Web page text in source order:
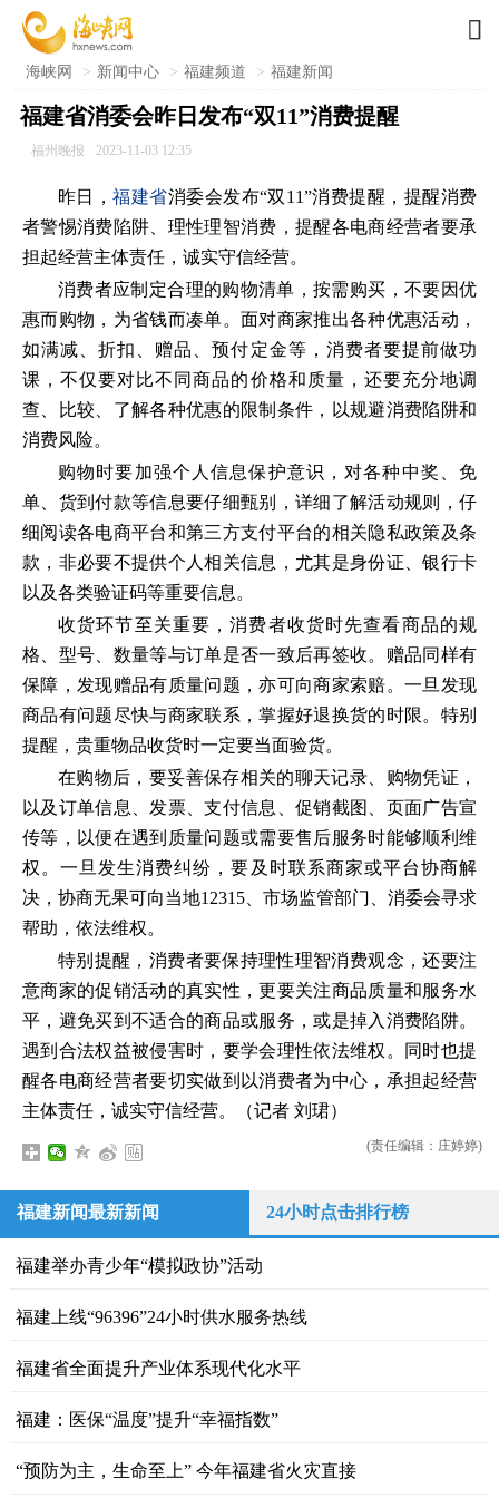

海峡网 > 新闻中心 > 福建频道 > 福建新闻
福建省消委会昨日发布“双11”消费提醒
福州晚报 2023-11-03 12:35
昨日，福建省消委会发布“双11”消费提醒，提醒消费
者警惕消费陷阱、理性理智消费，提醒各电商经营者要承
担起经营主体责任，诚实守信经营。
消费者应制定合理的购物清单，按需购买，不要因优
惠而购物，为省钱而凑单。面对商家推出各种优惠活动，
如满减、折扣、赠品、预付定金等，消费者要提前做功
课，不仅要对比不同商品的价格和质量，还要充分地调
查、比较、了解各种优惠的限制条件，以规避消费陷阱和
消费风险。
购物时要加强个人信息保护意识，对各种中奖、免
单、货到付款等信息要仔细甄别，详细了解活动规则，仔
细阅读各电商平台和第三方支付平台的相关隐私政策及条
款，非必要不提供个人相关信息，尤其是身份证、银行卡
以及各类验证码等重要信息。
收货环节至关重要，消费者收货时先查看商品的规
格、型号、数量等与订单是否一致后再签收。赠品同样有
保障，发现赠品有质量问题，亦可向商家索赔。一旦发现
商品有问题尽快与商家联系，掌握好退换货的时限。特别
提醒，贵重物品收货时一定要当面验货。
在购物后，要妥善保存相关的聊天记录、购物凭证，
以及订单信息、发票、支付信息、促销截图、页面广告宣
传等，以便在遇到质量问题或需要售后服务时能够顺利维
权。一旦发生消费纠纷，要及时联系商家或平台协商解
决，协商无果可向当地12315、市场监管部门、消委会寻求
帮助，依法维权。
特别提醒，消费者要保持理性理智消费观念，还要注
意商家的促销活动的真实性，更要关注商品质量和服务水
平，避免买到不适合的商品或服务，或是掉入消费陷阱。
遇到合法权益被侵害时，要学会理性依法维权。同时也提
醒各电商经营者要切实做到以消费者为中心，承担起经营
主体责任，诚实守信经营。（记者 刘珺）
(责任编辑：庄婷婷)
福建新闻最新新闻 24小时点击排行榜
福建举办青少年“模拟政协”活动
福建上线“96396”24小时供水服务热线
福建省全面提升产业体系现代化水平
福建：医保“温度”提升“幸福指数”
“预防为主，生命至上” 今年福建省火灾直接